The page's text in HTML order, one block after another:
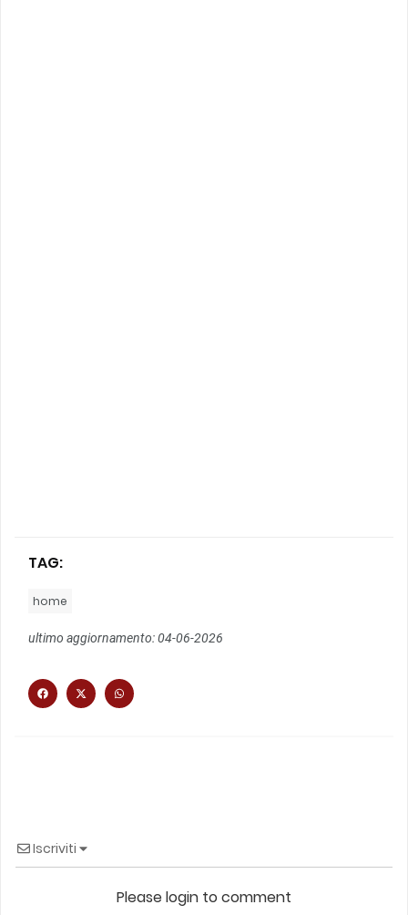
TAG:
home
ultimo aggiornamento: 04-06-2026
Iscriviti
Please login to comment